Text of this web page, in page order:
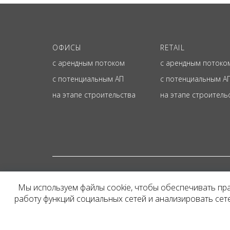
ОФИСЫ
с арендным потоком
с потенциальным АП
на этапе строительства
RETAIL
с арендным
с потенциальным
на этапе
Представленная на
и не является
Мы используем файлы cookie, чтобы обеспечивать
работу функций социальных сетей и анализировать